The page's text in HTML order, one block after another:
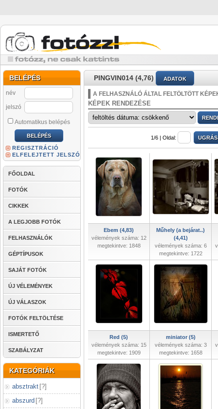
BELÉPÉS
név
jelszó
Automatikus belépés
REGISZTRÁCIÓ
ELFELEJTETT JELSZÓ
FŐOLDAL
FOTÓK
CIKKEK
A LEGJOBB FOTÓK
FELHASZNÁLÓK
GÉPTÍPUSOK
SAJÁT FOTÓK
ÚJ VÉLEMÉNYEK
ÚJ VÁLASZOK
FOTÓK FELTÖLTÉSE
ISMERTETŐ
SZABÁLYZAT
KATEGÓRIÁK
absztrakt [?]
abszurd [?]
PINGVIN014 (4,76) ADATOK
A FELHASZNÁLÓ ÁLTAL FELTÖLTÖTT
KÉPEK RENDEZÉSE
1/6 | Oldal:
Ebem (4,83)
vélemények száma: 12
megtekintve: 1848
Műhely (a bejárat..)
(4,41)
vélemények száma: 6
megtekintve: 1722
Red (5)
vélemények száma: 15
megtekintve: 1909
miniator (5)
vélemények száma: 3
megtekintve: 1658